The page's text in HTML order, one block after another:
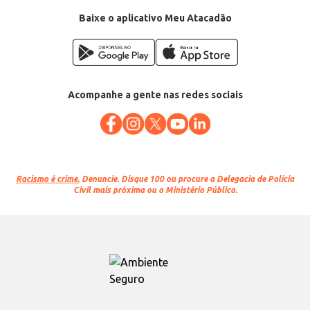
Baixe o aplicativo Meu Atacadão
Acompanhe a gente nas redes sociais
Racismo é crime. Denuncie. Disque 100 ou procure a Delegacia de Polícia
Civil mais próxima ou o Ministério Público.